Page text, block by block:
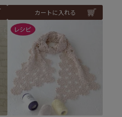
カートに入れる